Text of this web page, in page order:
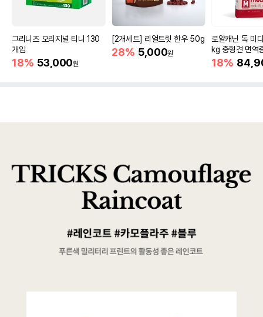
그리니즈 오리지널 티니 130
개입
18% 53,000원
[2개세트] 리얼트릿 한우 50g
28% 5,000원
로얄캐닌 독 미
kg 중형견 면역
18%